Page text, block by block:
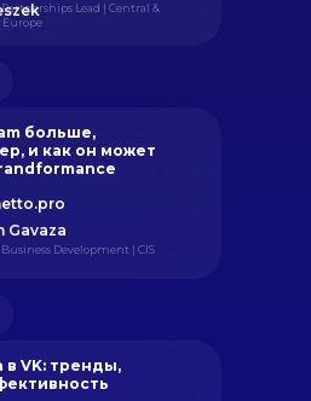
Lead | Central &
Europe
Business Development | CIS
Gavaza
больше,
и как он может
VK: тренды,